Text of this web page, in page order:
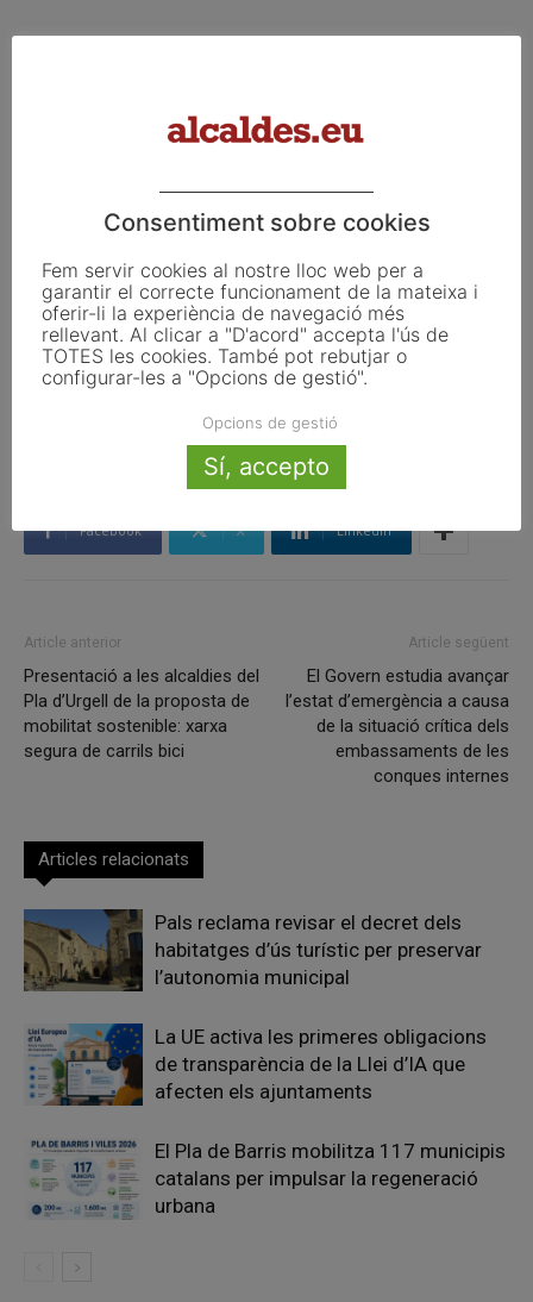
residus i sòls contaminats.
Font: Govern
ETIQUETES Delegat Govern a Barcelona
Joan Borràs
Les Franqueses del Vallès
Parets del Vallès
Facebook X Linkedin
Article anterior
Presentació a les alcaldies del
Pla d’Urgell de la proposta de
mobilitat sostenible: xarxa
segura de carrils bici
Article següent
El Govern estudia avançar
l’estat d’emergència a causa
de la situació crítica dels
embassaments de les
conques internes
Articles relacionats
Pals reclama revisar el decret dels
habitatges d’ús turístic per preservar
l’autonomia municipal
La UE activa les primeres obligacions
de transparència de la Llei d’IA que
afecten els ajuntaments
El Pla de Barris mobilitza 117 municipis
catalans per impulsar la regeneració
urbana
Consentiment sobre cookies
Fem servir cookies al nostre lloc web per a
garantir el correcte funcionament de la mateixa i
oferir-li la experiència de navegació més
rellevant. Al clicar a "D'acord" accepta l'ús de
TOTES les cookies. També pot rebutjar o
configurar-les a "Opcions de gestió".
Opcions de gestió
Sí, accepto